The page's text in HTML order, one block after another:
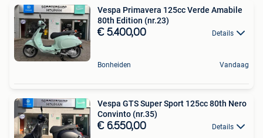
Vespa Primavera 125cc Verde Amabile
80th Edition (nr.23)
€ 5.400,00 Details
Bonheiden Vandaag
Vespa GTS Super Sport 125cc 80th Nero
Convinto (nr.35)
€ 6.550,00 Details